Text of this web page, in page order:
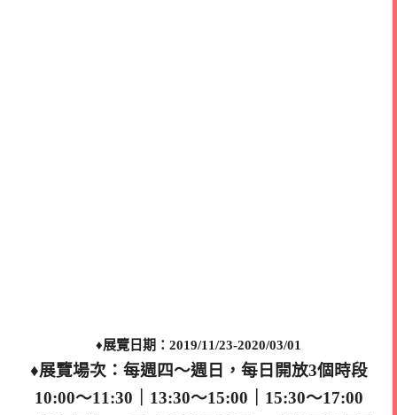
♦展覽日期：2019/11/23-2020/03/01
♦展覽場次：每週四～週日，每日開放3個時段
10:00～11:30｜13:30～15:00｜15:30～17:00